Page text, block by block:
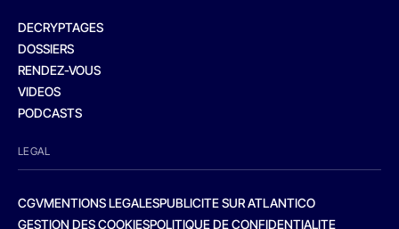
DECRYPTAGES
DOSSIERS
RENDEZ-VOUS
VIDEOS
PODCASTS
LEGAL
CGVMENTIONS LEGALESPUBLICITE SUR ATLANTICO
GESTION DES COOKIESPOLITIQUE DE CONFIDENTIALITE